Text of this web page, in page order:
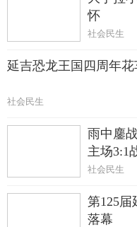
怀
社会民生
延吉恐龙王国四周年
社会民生
雨中鏖
主场3:1
社会民生
第125届
落幕